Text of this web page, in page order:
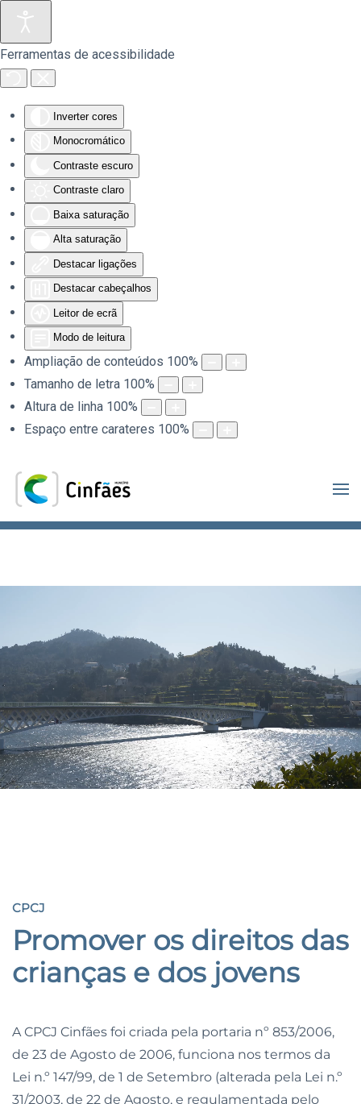
Ferramentas de acessibilidade
Inverter cores
Monocromático
Contraste escuro
Contraste claro
Baixa saturação
Alta saturação
Destacar ligações
Destacar cabeçalhos
Leitor de ecrã
Modo de leitura
Ampliação de conteúdos 100%
Tamanho de letra 100%
Altura de linha 100%
Espaço entre carateres 100%
Saltar para o conteúdo principal
.
CPCJ
Promover os direitos das
crianças e dos jovens
A CPCJ Cinfães foi criada pela portaria nº 853/2006,
de 23 de Agosto de 2006, funciona nos termos da
Lei n.º 147/99, de 1 de Setembro (alterada pela Lei n.º
31/2003, de 22 de Agosto, e regulamentada pelo